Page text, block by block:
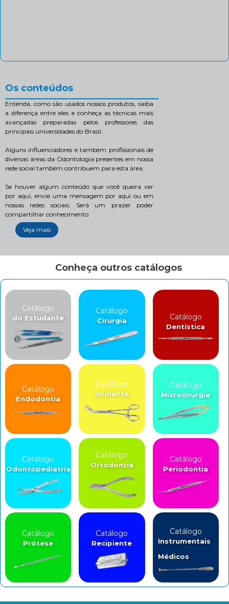
Os conteúdos
Entenda, como são usados nossos produtos, saiba
a diferença entre eles e conheça as técnicas mais
avançadas preparadas pelos professores das
principais universidades do Brasil.
Alguns influenciadores e também profissionais de
diversas áreas da Odontologia presentes em nossa
rede social também contribuem para esta área.
Se houver algum conteúdo que você queira ver
por aqui, envie uma mensagem por aqui ou em
nossas redes sociais. Será um prazer poder
compartilhar conhecimento.
Veja mais
Conheça outros catálogos
Catálogo
do Estudante
Catálogo
Cirurgia Catálogo
Dentística
Catálogo
Endodontia
Catálogo
Implante
Catálogo
Microcirurgia
Catálogo
Odontopediatria
Catálogo
Ortodontia
Catálogo
Periodontia
Catálogo
Prótese
Catálogo
Recipiente
Catálogo
Instrumentais
Médicos